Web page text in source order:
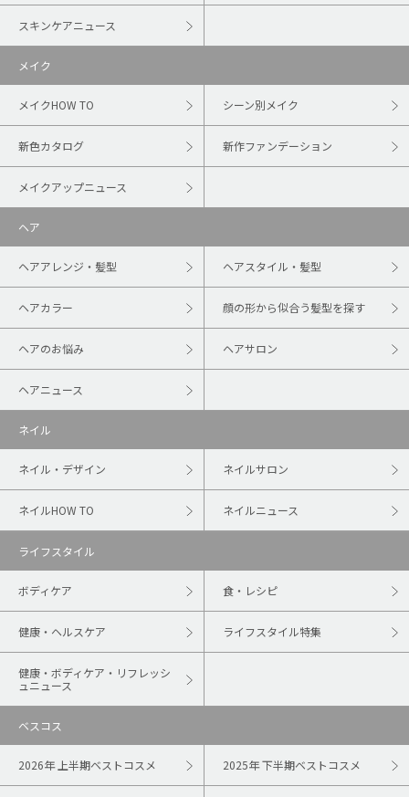
スキンケアニュース
メイク
メイクHOW TO シーン別メイク
新色カタログ 新作ファンデーション
メイクアップニュース
ヘア
ヘアアレンジ・髪型 ヘアスタイル・髪型
ヘアカラー 顔の形から似合う髪型を探す
ヘアのお悩み ヘアサロン
ヘアニュース
ネイル
ネイル・デザイン ネイルサロン
ネイルHOW TO ネイルニュース
ライフスタイル
ボディケア 食・レシピ
健康・ヘルスケア ライフスタイル特集
健康・ボディケア・リフレッシ
ュニュース
ベスコス
2026年 上半期ベストコスメ 2025年 下半期ベストコスメ